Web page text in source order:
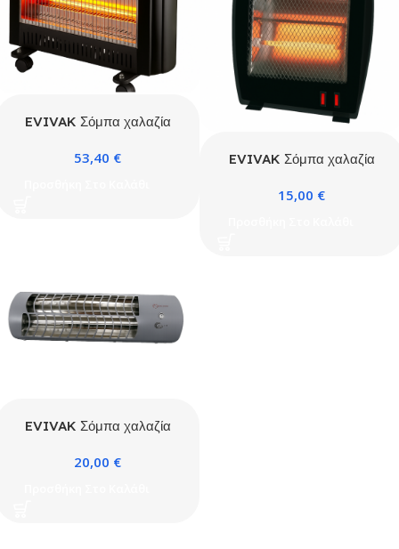
EVIVAK Σόμπα χαλαζία
53,40 €
EVIVAK Σόμπα χαλαζία
15,00 €
EVIVAK Σόμπα χαλαζία
20,00 €